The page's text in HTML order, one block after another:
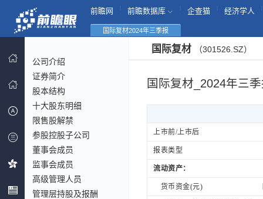
前瞻网 前瞻数据库 企查猫 经济学人
国际复材2024年三季报
公司介绍
证券简介
股本结构
十大股东明细
限售股解禁
参股控股子公司
董事会成员
监事会成员
高级管理人员
管理层持股及报酬
国际复材 （301526.SZ）
国际复材_2024年三
上市前/上市后
报表类型
流动资产：
货币资金(元)